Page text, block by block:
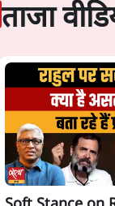
ताजा